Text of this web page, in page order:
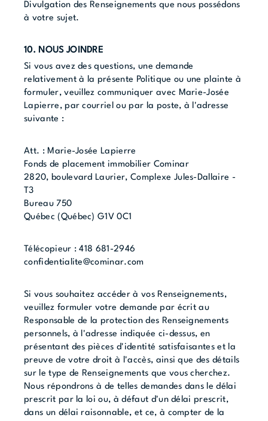
Divulgation des Renseignements que nous possédons
à votre sujet.
10. NOUS JOINDRE
Si vous avez des questions, une demande
relativement à la présente Politique ou une plainte à
formuler, veuillez communiquer avec Marie-Josée
Lapierre, par courriel ou par la poste, à l'adresse
suivante :
Att. : Marie-Josée Lapierre
Fonds de placement immobilier Cominar
2820, boulevard Laurier, Complexe Jules-Dallaire -
T3
Bureau 750
Québec (Québec) G1V 0C1
Télécopieur : 418 681-2946
confidentialite@cominar.com
Si vous souhaitez accéder à vos Renseignements,
veuillez formuler votre demande par écrit au
Responsable de la protection des Renseignements
personnels, à l'adresse indiquée ci-dessus, en
présentant des pièces d'identité satisfaisantes et la
preuve de votre droit à l'accès, ainsi que des détails
sur le type de Renseignements que vous cherchez.
Nous répondrons à de telles demandes dans le délai
prescrit par la loi ou, à défaut d'un délai prescrit,
dans un délai raisonnable, et ce, à compter de la